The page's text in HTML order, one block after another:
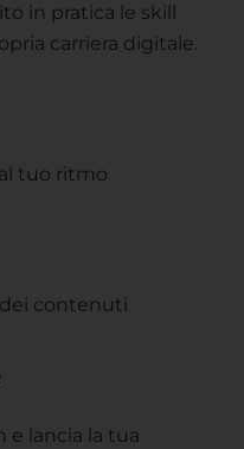
in pratica le skill
carriera digitale.
tuo ritmo
contenuti
e lancia la tua